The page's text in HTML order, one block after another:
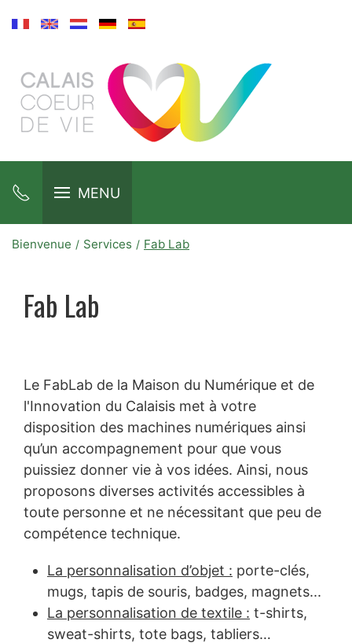
MENU
Bienvenue Services Fab Lab
Fab Lab
Le FabLab de la Maison du Numérique et de
l'Innovation du Calaisis met à votre
disposition des machines numériques ainsi
qu’un accompagnement pour que vous
puissiez donner vie à vos idées. Ainsi, nous
proposons diverses activités accessibles à
toute personne et ne nécessitant que peu de
compétence technique.
La personnalisation d’objet : porte-clés,
mugs, tapis de souris, badges, magnets...
La personnalisation de textile : t-shirts,
sweat-shirts, tote bags, tabliers…